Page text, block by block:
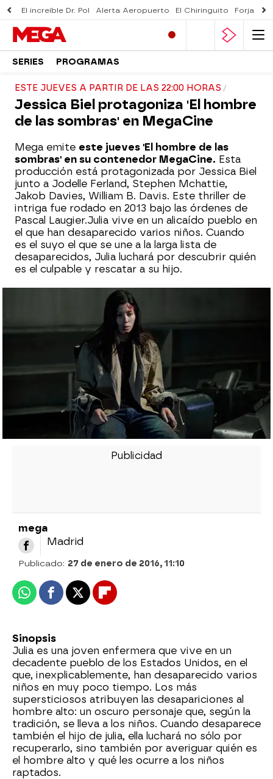
El increíble Dr. Pol Alerta Aeropuerto El Chiringuito Forjado
SERIES PROGRAMAS
ESTE JUEVES A PARTIR DE LAS 22:00 HORAS
Jessica Biel protagoniza 'El hombre
de las sombras' en MegaCine
Mega emite este jueves 'El hombre de las
sombras' en su contenedor MegaCine. Esta
producción está protagonizada por Jessica Biel
junto a Jodelle Ferland, Stephen Mchattie,
Jakob Davies, William B. Davis. Este thriller de
intriga fue rodado en 2013 bajo las órdenes de
Pascal Laugier.Julia vive en un alicaído pueblo en
el que han desaparecido varios niños. Cuando
es el suyo el que se une a la larga lista de
desaparecidos, Julia luchará por descubrir quién
es el culpable y rescatar a su hijo.
mega
Madrid
Publicado: 27 de enero de 2016, 11:10
WhatsappFacebook
X Flipboard
Sinopsis
Julia es una joven enfermera que vive en un
decadente pueblo de los Estados Unidos, en el
que, inexplicablemente, han desaparecido varios
niños en muy poco tiempo. Los más
supersticiosos atribuyen las desapariciones al
hombre alto: un oscuro personaje que, según la
tradición, se lleva a los niños. Cuando desaparece
también el hijo de julia, ella luchará no sólo por
recuperarlo, sino también por averiguar quién es
el hombre alto y qué les ocurre a los niños
raptados.